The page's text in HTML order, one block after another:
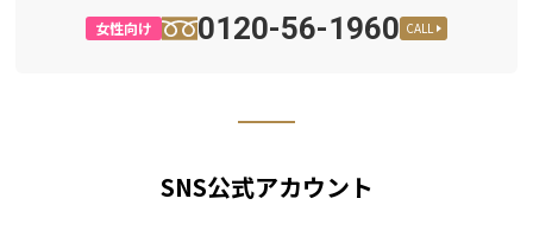
女性向け 0120-56-1960 CALL
SNS公式アカウント